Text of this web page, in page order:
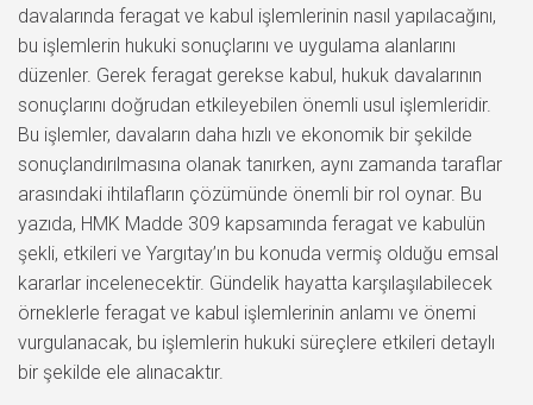
davalarında feragat ve kabul işlemlerinin nasıl yapılacağını,
bu işlemlerin hukuki sonuçlarını ve uygulama alanlarını
düzenler. Gerek feragat gerekse kabul, hukuk davalarının
sonuçlarını doğrudan etkileyebilen önemli usul işlemleridir.
Bu işlemler, davaların daha hızlı ve ekonomik bir şekilde
sonuçlandırılmasına olanak tanırken, aynı zamanda taraflar
arasındaki ihtilafların çözümünde önemli bir rol oynar. Bu
yazıda, HMK Madde 309 kapsamında feragat ve kabulün
şekli, etkileri ve Yargıtay’ın bu konuda vermiş olduğu emsal
kararlar incelenecektir. Gündelik hayatta karşılaşılabilecek
örneklerle feragat ve kabul işlemlerinin anlamı ve önemi
vurgulanacak, bu işlemlerin hukuki süreçlere etkileri detaylı
bir şekilde ele alınacaktır.